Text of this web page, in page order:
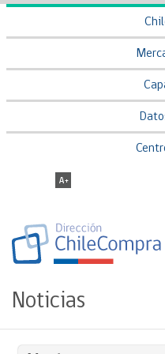
Noticias